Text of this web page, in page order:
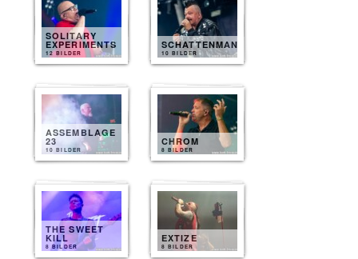
SOLITARY
EXPERIMENTS
12 BILDER
SCHATTENMANN
10 BILDER
ASSEMBLAGE
23
10 BILDER
CHROM
8 BILDER
THE SWEET
KILL
8 BILDER
EXTIZE
8 BILDER